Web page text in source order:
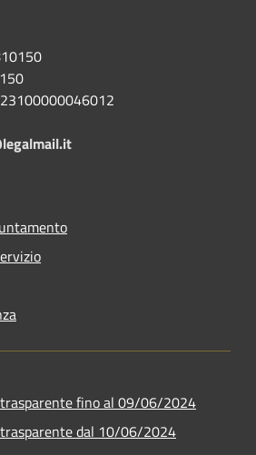
fino al 09/06/2024
dal 10/06/2024